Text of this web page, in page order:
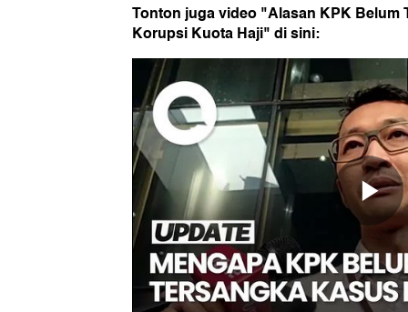
Tonton juga video "Alasan KPK Belum
Korupsi Kuota Haji" di sini: